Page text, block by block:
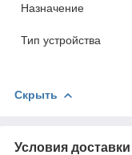
Назначение
Тип устройства
Скрыть
Условия доставки